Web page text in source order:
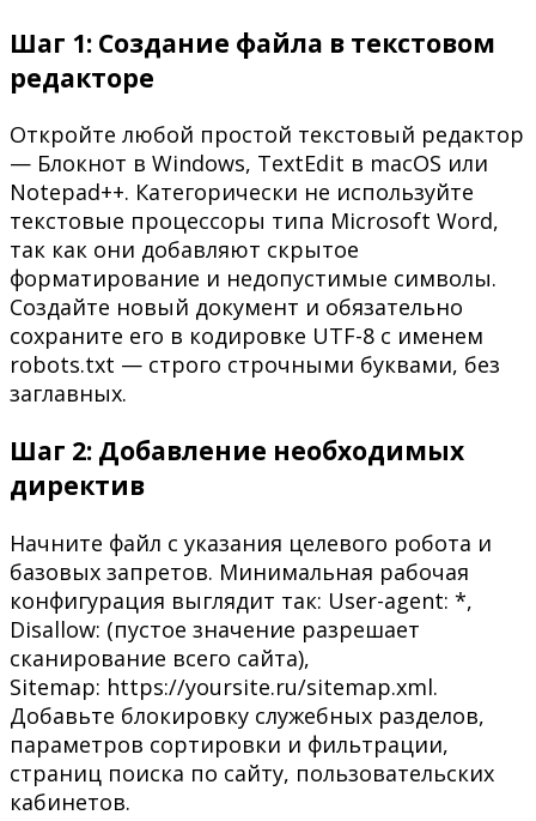
Шаг 1: Создание файла в текстовом
редакторе
Откройте любой простой текстовый редактор
— Блокнот в Windows, TextEdit в macOS или
Notepad++. Категорически не используйте
текстовые процессоры типа Microsoft Word,
так как они добавляют скрытое
форматирование и недопустимые символы.
Создайте новый документ и обязательно
сохраните его в кодировке UTF-8 с именем
robots.txt — строго строчными буквами, без
заглавных.
Шаг 2: Добавление необходимых
директив
Начните файл с указания целевого робота и
базовых запретов. Минимальная рабочая
конфигурация выглядит так: User-agent: *,
Disallow: (пустое значение разрешает
сканирование всего сайта),
Sitemap: https://yoursite.ru/sitemap.xml.
Добавьте блокировку служебных разделов,
параметров сортировки и фильтрации,
страниц поиска по сайту, пользовательских
кабинетов.